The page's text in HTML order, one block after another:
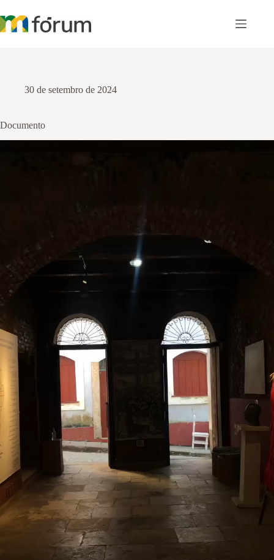
para
o
30 de setembro de 2024
Documento